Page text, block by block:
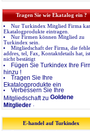
Tragen Sie wie Ekatalog ein ?
Nur Turkindex Mitglied Firma
Ekatalogprodukte eintragen.
Nur Firmen können Mitglied zu
Turkindex sein.
Mitgliedschaft der Firma, die
addres, tel, Fax, Kontaktdetails hat, ist
nicht bestätigt
Fügen Sie Turkindex Ihre
hinzu !
Tragen Sie Ihre
Ekatalogprodukte ein
Verbessern Sie Ihre
Mitgliedschaft zu Goldene
Mitglieder .
E-handel auf Turkindex